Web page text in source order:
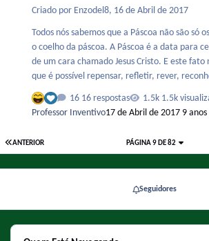
Criado por Enzodel8, 16 de Abril de 2017
Todos nós sabemos que a Páscoa não são só
o coelho da páscoa. A Páscoa é a data para celebrar a ressurreição
de um cara chamado Jesus Cristo. E este fato
que é possível repensar, refletir, rever,
e para melhor. É necessário, se não ficamos
constante, sem deixar a essência e o que
16 respostas
1.5k
Professor Inventivo17 de Abril de 2017 9 anos
ANTERIOR PÁGINA 9 DE 82
Seguidores